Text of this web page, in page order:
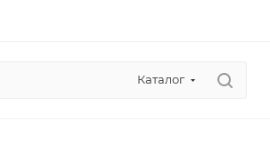
Каталог